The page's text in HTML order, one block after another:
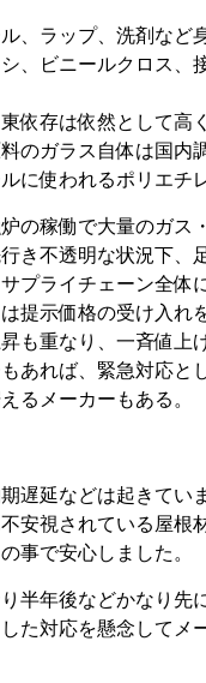
、ラップ、洗剤な
、ビニールクロス
依存は依然として高
のガラス自体は国
に使われるポリエ
の稼働で大量のガス
き不透明な状況下、
プライチェーン全体
提示価格の受け入れ
も重なり、一斉値上
あれば、緊急対応と
るメーカーもある。
遅延などは起きてい
安視されている屋
事で安心しました。
半年後などかなり
た対応を懸念してメ